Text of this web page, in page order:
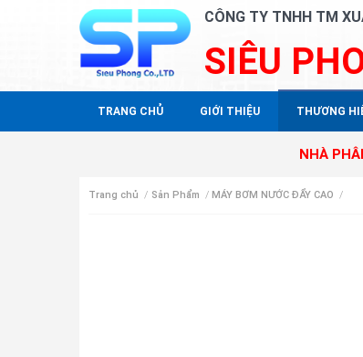
CÔNG TY TNHH TM
SIÊU
TRANG CHỦ GIỚI THIỆU THƯƠNG
NHÀ PHÂN
Trang chủ / Sản Phẩm / MÁY BƠM NƯỚC ĐẨY CAO /